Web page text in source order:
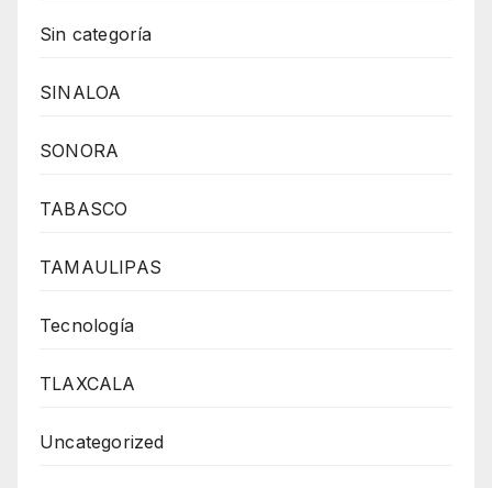
Sin categoría
SINALOA
SONORA
TABASCO
TAMAULIPAS
Tecnología
TLAXCALA
Uncategorized